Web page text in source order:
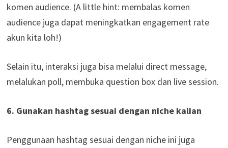
komen audience. (A little hint: membalas komen
audience juga dapat meningkatkan engagement rate
akun kita loh!)
Selain itu, interaksi juga bisa melalui direct message,
melalukan poll, membuka question box dan live session.
6. Gunakan hashtag sesuai dengan niche kalian
Penggunaan hashtag sesuai dengan niche ini juga